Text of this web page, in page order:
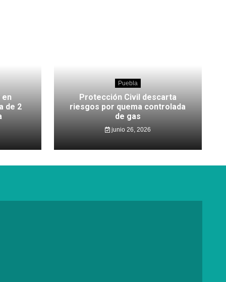
en
de 2
Puebla
Protección Civil descarta
riesgos por quema controlada
de gas
junio 26, 2026